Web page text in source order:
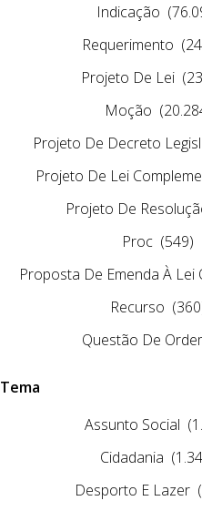
Indicação
Requerimento
Projeto De Lei
Moção
Projeto De Decreto
Projeto De Lei
Projeto De
Proc (549)
Proposta De Emenda À Lei
Recurso
Questão De
Tema
Assunto Social
Cidadania
Desporto E Lazer